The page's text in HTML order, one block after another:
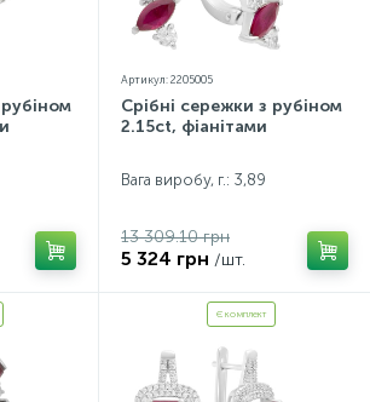
Артикул: 2205005
Срібні сережки з рубіном
2.15ct, фіанітами
Вага виробу, г.: 3,89
13 309.10 грн
5 324 грн /шт.
Є комплект